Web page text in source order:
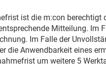
ist die m:con berechtigt
Mitteilung. Im
Im Falle der
die Anwendbarkeit eines
um weitere 5